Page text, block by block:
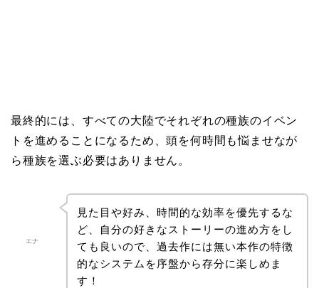
最終的には、すべての大陸でそれぞれの種族のイベン
トを進めることになるため、頭を何時間も悩ませなが
ら種族を選ぶ必要はありません。
エナ
見た目や好み、時間的な効率を優先するな
ど、自分の好きなストーリーの進め方をし
ても良いので、過去作には無い本作の特徴
的なシステムを序盤から存分に楽しめま
す！